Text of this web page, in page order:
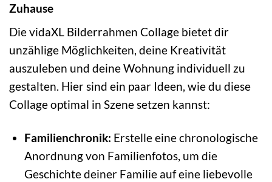
Zuhause
Die vidaXL Bilderrahmen Collage bietet dir
unzählige Möglichkeiten, deine Kreativität
auszuleben und deine Wohnung individuell zu
gestalten. Hier sind ein paar Ideen, wie du diese
Collage optimal in Szene setzen kannst:
Familienchronik: Erstelle eine chronologische
Anordnung von Familienfotos, um die
Geschichte deiner Familie auf eine liebevolle